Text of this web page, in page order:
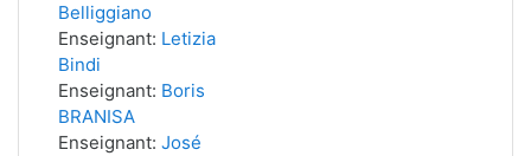
Belliggiano
Enseignant: Letizia
Bindi
Enseignant: Boris
BRANISA
Enseignant: José